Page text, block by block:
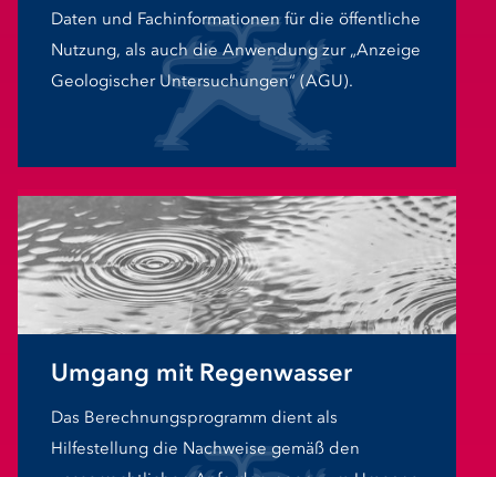
Daten und Fachinformationen für die öffentliche
Nutzung, als auch die Anwendung zur „Anzeige
Geologischer Untersuchungen“ (AGU).
Umgang mit Regenwasser
Das Berechnungsprogramm dient als
Hilfestellung die Nachweise gemäß den